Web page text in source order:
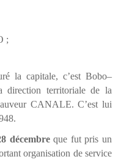
;
la capitale, c’est Bobo–
direction territoriale de la
CANALE. C’est lui
décembreque fut pris un
organisation de service